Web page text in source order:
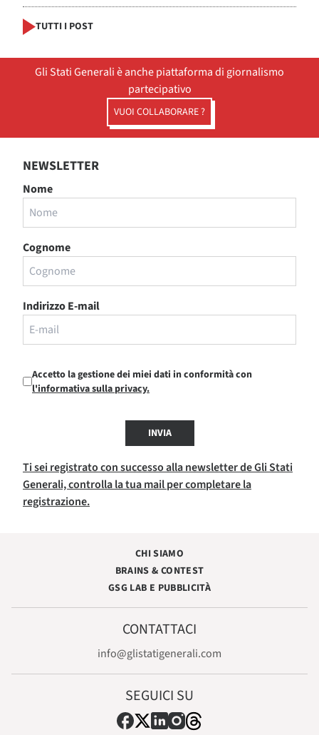
TUTTI I POST
Gli Stati Generali è anche piattaforma di giornalismo
partecipativo
VUOI COLLABORARE ?
NEWSLETTER
Nome
Cognome
Indirizzo E-mail
Accetto la gestione dei miei dati in conformità con
l'informativa sulla privacy.
INVIA
Ti sei registrato con successo alla newsletter de Gli Stati
Generali, controlla la tua mail per completare la
registrazione.
CHI SIAMO
BRAINS & CONTEST
GSG LAB E PUBBLICITÀ
CONTATTACI
info@glistatigenerali.com
SEGUICI SU